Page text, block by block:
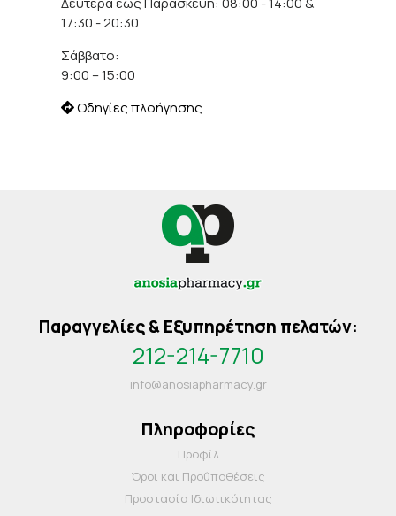
17:30 - 20:30
Σάββατο:
9:00 – 15:00
Οδηγίες πλοήγησης
Παραγγελίες & Εξυπηρέτηση πελατών:
212-214-7710
info@anosiapharmacy.gr
Πληροφορίες
Προφίλ
Όροι και Προΰποθέσεις
Προστασία Ιδιωτικότητας